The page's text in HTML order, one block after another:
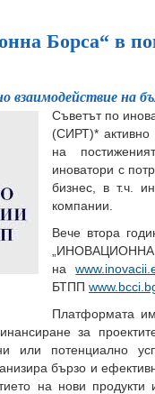
Борса“ в
взаимодействие на
Съветът по
(СИРТ)* активно
на
иноватори с
бизнес, в т.ч.
компании.
Вече втора
на
БТПП
Платформата
за
или потенциално
бързо и
на нови